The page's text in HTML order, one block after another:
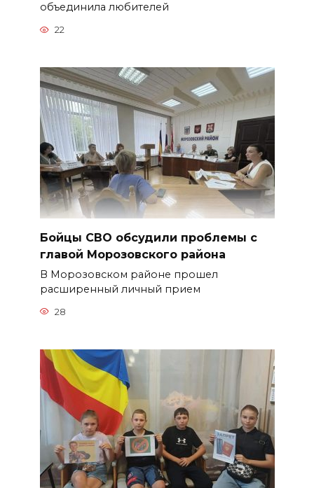
объединила любителей
22
Бойцы СВО обсудили проблемы с
главой Морозовского района
В Морозовском районе прошел
расширенный личный прием
28